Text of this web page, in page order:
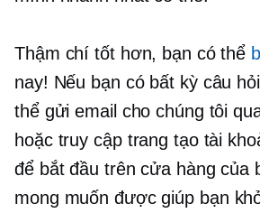
Thậm chí tốt hơn, bạn có thể
nay! Nếu bạn có bất kỳ câu
thể gửi email cho chúng tôi
hoặc truy cập trang tạo tài
để bắt đầu trên cửa hàng của
mong muốn được giúp bạn